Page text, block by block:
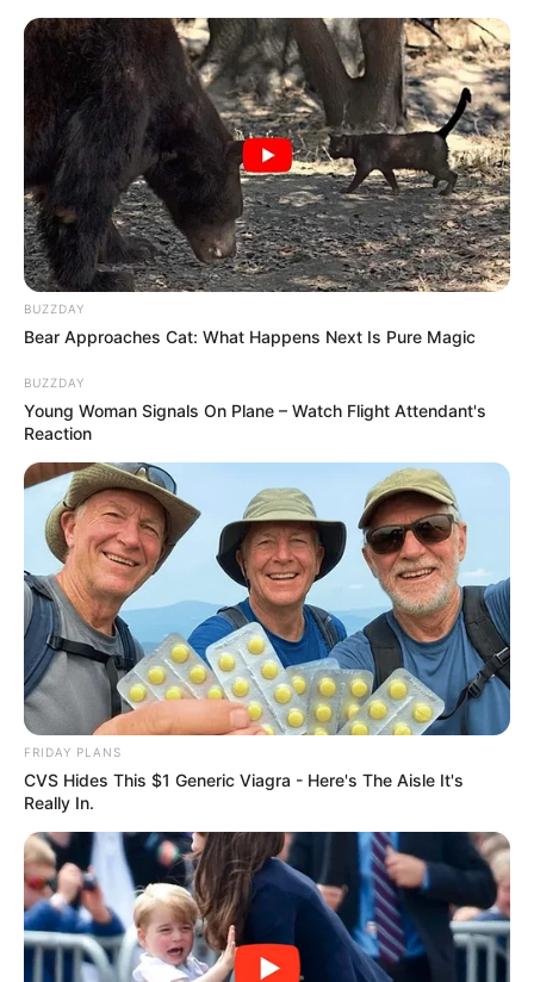
BUZZDAY
Bear Approaches Cat: What Happens Next Is Pure Magic
BUZZDAY
Young Woman Signals On Plane – Watch Flight Attendant's
Reaction
FRIDAY PLANS
CVS Hides This $1 Generic Viagra - Here's The Aisle It's
Really In.